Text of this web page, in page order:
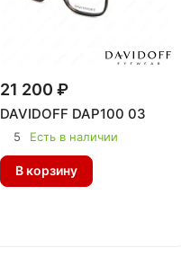
21 200 ₽
DAVIDOFF DAP100 03
5 Есть в наличии
В корзину